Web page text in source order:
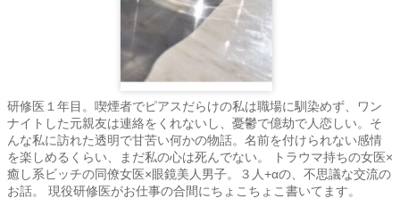
研修医１年目。喫煙者でピアスだらけの私は職場に馴染めず、ワン
ナイトした元親友は連絡をくれないし、憂鬱で億劫で人恋しい。そ
んな私に訪れた透明で甘苦い何かの物話。名前を付けられない感情
を楽しめるくらい、まだ私の心は死んでない。 トラウマ持ちの女医×
癒し系ビッチの同僚女医×眼鏡美人男子。３人+αの、不思議な交流の
お話。 現役研修医がお仕事の合間にちょこちょこ書いてます。